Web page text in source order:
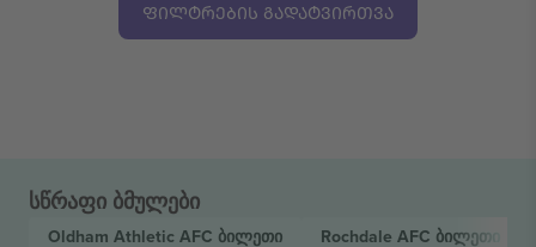
ᲤᲘᲚᲢᲠᲔᲑᲘᲡ ᲒᲐᲓᲐᲢᲕᲘᲠᲗᲕᲐ
სწრაფი ბმულები
Oldham Athletic AFC ბილეთი Rochdale AFC ბილეთი